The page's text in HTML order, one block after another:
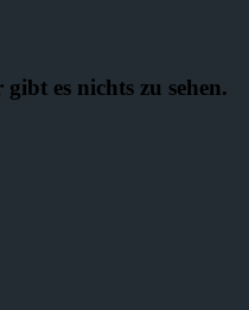
es nichts zu sehen.